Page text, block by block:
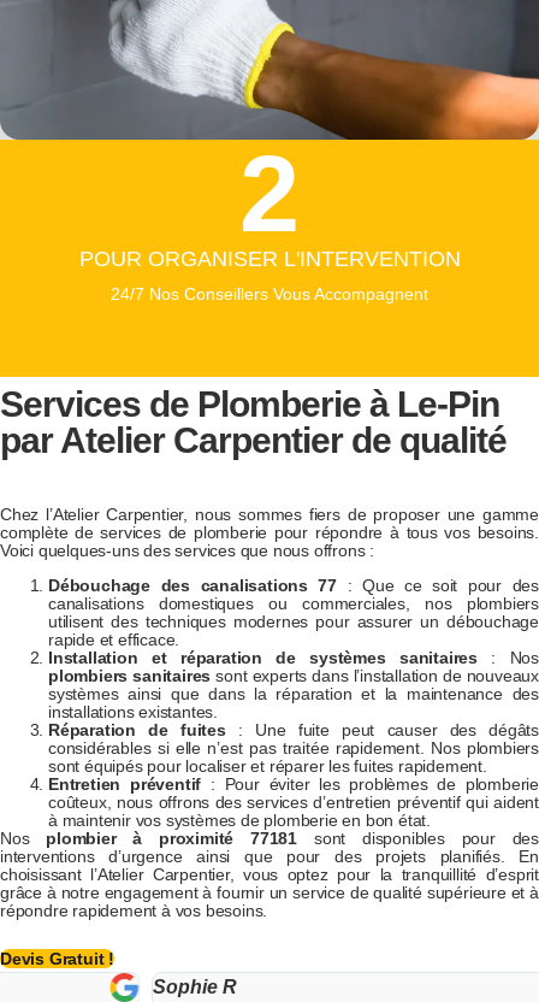
POUR ORGANISER L'INTERVENTION
2
24/7 Nos Conseillers Vous Accompagnent
Services de Plomberie à Le-Pin
par Atelier Carpentier de qualité
Chez l’Atelier Carpentier, nous sommes fiers de proposer une gamme
complète de services de plomberie pour répondre à tous vos besoins.
Voici quelques-uns des services que nous offrons :
Débouchage des canalisations 77 : Que ce soit pour des
canalisations domestiques ou commerciales, nos plombiers
utilisent des techniques modernes pour assurer un débouchage
rapide et efficace.
Installation et réparation de systèmes sanitaires : Nos
plombiers sanitaires sont experts dans l’installation de nouveaux
systèmes ainsi que dans la réparation et la maintenance des
installations existantes.
Réparation de fuites : Une fuite peut causer des dégâts
considérables si elle n’est pas traitée rapidement. Nos plombiers
sont équipés pour localiser et réparer les fuites rapidement.
Entretien préventif : Pour éviter les problèmes de plomberie
coûteux, nous offrons des services d’entretien préventif qui aident
à maintenir vos systèmes de plomberie en bon état.
Nos plombier à proximité 77181 sont disponibles pour des
interventions d’urgence ainsi que pour des projets planifiés. En
choisissant l’Atelier Carpentier, vous optez pour la tranquillité d’esprit
grâce à notre engagement à fournir un service de qualité supérieure et à
répondre rapidement à vos besoins.
Devis Gratuit !